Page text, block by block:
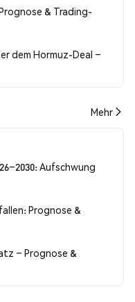
& Trading-
dem Hormuz-Deal –
Mehr
Aufschwung
Prognose &
– Prognose &